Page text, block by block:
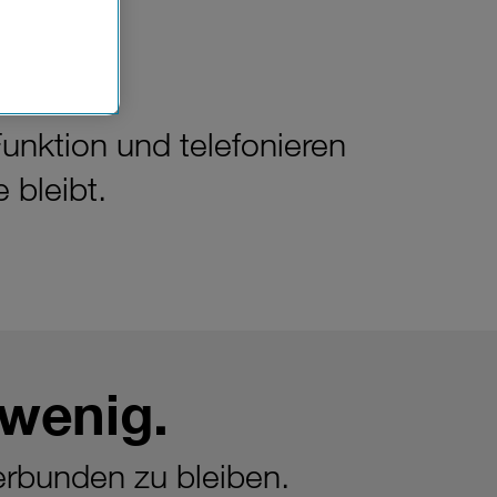
und telefonieren
bleibt.
zu bleiben.
die